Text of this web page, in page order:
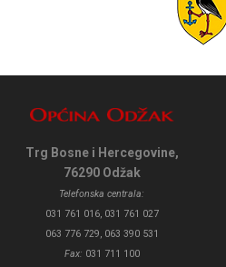
Trg Bosne i Hercegovine,
76290 Odžak
Telefonska centrala:
031 761 016, 031 761 027
063 776 729, 063 390 531
Fax: 031 711 100